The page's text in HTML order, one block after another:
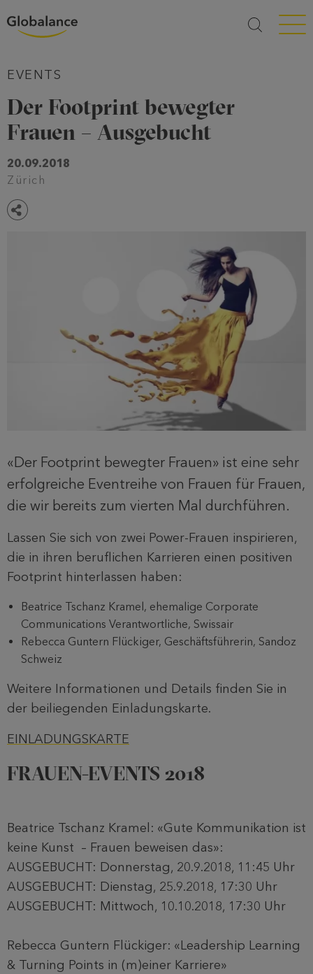
Menü
EVENTS
Der Footprint bewegter
Frauen – Ausgebucht
20.09.2018
Zürich
Teilen
«Der Footprint bewegter Frauen» ist eine sehr
erfolgreiche Eventreihe von Frauen für Frauen,
die wir bereits zum vierten Mal durchführen.
Lassen Sie sich von zwei Power-Frauen inspirieren,
die in ihren beruflichen Karrieren einen positiven
Footprint hinterlassen haben:
Beatrice Tschanz Kramel, ehemalige Corporate
Communications Verantwortliche, Swissair
Rebecca Guntern Flückiger, Geschäftsführerin, Sandoz
Schweiz
Weitere Informationen und Details finden Sie in
der beiliegenden Einladungskarte.
EINLADUNGSKARTE
FRAUEN-EVENTS 2018
Beatrice Tschanz Kramel: «Gute Kommunikation ist
keine Kunst – Frauen beweisen das»:
AUSGEBUCHT: Donnerstag, 20.9.2018, 11:45 Uhr
AUSGEBUCHT: Dienstag, 25.9.2018, 17:30 Uhr
AUSGEBUCHT: Mittwoch, 10.10.2018, 17:30 Uhr
Rebecca Guntern Flückiger: «Leadership Learning
& Turning Points in (m)einer Karriere»